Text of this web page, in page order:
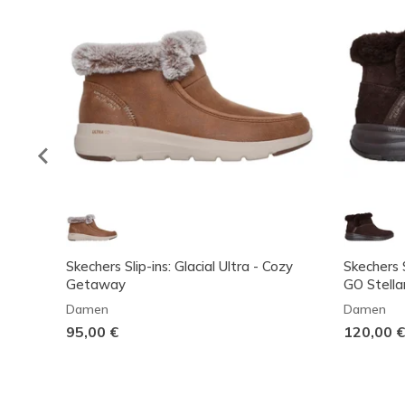
Skechers Slip-ins: Glacial Ultra - Cozy
Getaway
Damen
95,00 €
GO
Damen
120,00 €